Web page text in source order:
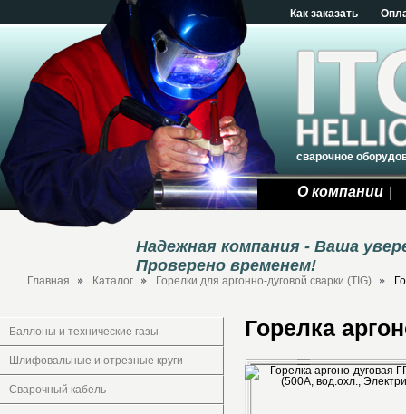
Как заказать
сварочное
О компании
Надежная компания - Ваша
Проверено временем!
Главная Каталог Горелки для аргонно-дуговой сварки (TIG)
Баллоны и технические газы
Шлифовальные и отрезные круги
Сварочный кабель
Горелка